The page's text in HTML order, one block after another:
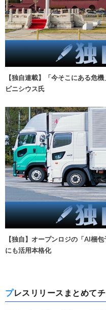
【独自連載】「今そこにある危
ビニシウス氏
【独自】オープンロジの「AI梱
にも活用本格化
プレスリリースまとめて